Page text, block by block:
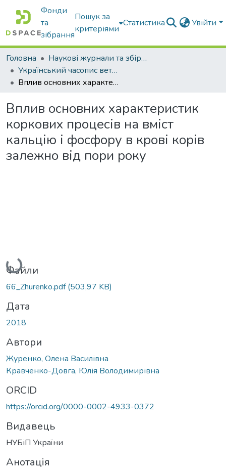
Фонди
та
зібрання
Пошук за
критеріями
Статистика Увійти
Головна
Наукові журнали та збірники видань
Український часопис ветеринарних наук
Вплив основних характеристик коркових процесів на вміст кальцію і фосфору в крові корів залежно від пори року
Вплив основних характеристик
коркових процесів на вміст
кальцію і фосфору в крові корів
залежно від пори року
Вантажиться...
Файли
66_Zhurenko.pdf(503,97 KB)
Дата
2018
Автори
Журенко, Олена Василівна
Кравченко-Довга, Юлія Володимирівна
ORCID
https://orcid.org/0000-0002-4933-0372
Видавець
НУБіП України
Анотація